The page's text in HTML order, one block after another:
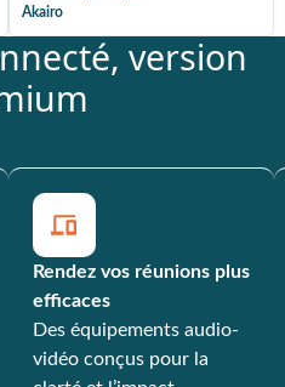
Akairo
version
Rendez vos réunions plus
efficaces
Des équipements audio-
vidéo conçus pour la